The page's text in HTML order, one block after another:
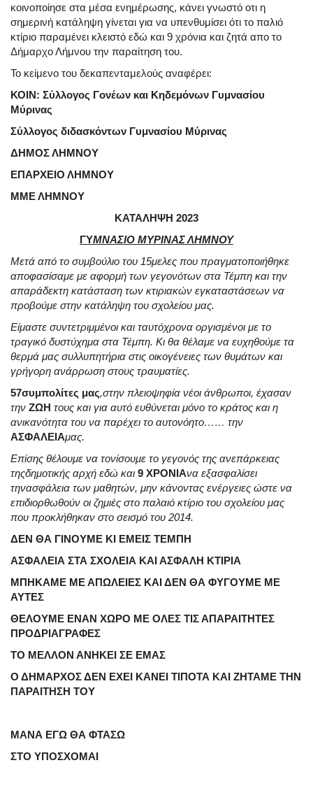
κοινοποίησε στα μέσα ενημέρωσης, κάνει γνωστό οτι η
σημερινή κατάληψη γίνεται για να υπενθυμίσει ότι το παλιό
κτίριο παραμένει κλειστό εδώ και 9 χρόνια και ζητά απο το
Δήμαρχο Λήμνου την παραίτηση του.
Το κείμενο του δεκαπενταμελούς αναφέρει:
ΚΟΙΝ: Σύλλογος Γονέων και Κηδεμόνων Γυμνασίου
Μύρινας
Σύλλογος διδασκόντων Γυμνασίου Μύρινας
ΔΗΜΟΣ ΛΗΜΝΟΥ
ΕΠΑΡΧΕΙΟ ΛΗΜΝΟΥ
ΜΜΕ ΛΗΜΝΟΥ
ΚΑΤΑΛΗΨΗ 2023
ΓΥΜΝΑΣΙΟ ΜΥΡΙΝΑΣ ΛΗΜΝΟΥ
Μετά από το συμβούλιο του 15μελες που πραγματοποιήθηκε
αποφασίσαμε με αφορμή των γεγονότων στα Τέμπη και την
απαράδεκτη κατάσταση των κτιριακών εγκαταστάσεων να
προβούμε στην κατάληψη του σχολείου μας.
Είμαστε συντετριμμένοι και ταυτόχρονα οργισμένοι με το
τραγικό δυστύχημα στα Τέμπη. Κι θα θέλαμε να ευχηθούμε τα
θερμά μας συλλυπητήρια στις οικογένειες των θυμάτων και
γρήγορη ανάρρωση στους τραυματίες.
57συμπολίτες μας,στην πλειοψηφία νέοι άνθρωποι, έχασαν
την ΖΩΗ τους και για αυτό ευθύνεται μόνο το κράτος και η
ανικανότητα του να παρέχει το αυτονόητο…… την
ΑΣΦΑΛΕΙΑμας.
Επίσης θέλουμε να τονίσουμε το γεγονός της ανεπάρκειας
τηςδημοτικής αρχή εδώ και 9 ΧΡΟΝΙΑνα εξασφαλίσει
τηνασφάλεια των μαθητών, μην κάνοντας ενέργειες ώστε να
επιδιορθωθούν οι ζημιές στο παλαιό κτίριο του σχολείου μας
που προκλήθηκαν στο σεισμό του 2014.
ΔΕΝ ΘΑ ΓΙΝΟΥΜΕ ΚΙ ΕΜΕΙΣ ΤΕΜΠΗ
ΑΣΦΑΛΕΙΑ ΣΤΑ ΣΧΟΛΕΙΑ ΚΑΙ ΑΣΦΑΛΗ ΚΤΙΡΙΑ
ΜΠΗΚΑΜΕ ΜΕ ΑΠΩΛΕΙΕΣ ΚΑΙ ΔΕΝ ΘΑ ΦΥΓΟΥΜΕ ΜΕ
ΑΥΤΕΣ
ΘΕΛΟΥΜΕ ΕΝΑΝ ΧΩΡΟ ΜΕ ΟΛΕΣ ΤΙΣ ΑΠΑΡΑΙΤΗΤΕΣ
ΠΡΟΔΡΙΑΓΡΑΦΕΣ
ΤΟ ΜΕΛΛΟΝ ΑΝΗΚΕΙ ΣΕ ΕΜΑΣ
Ο ΔΗΜΑΡΧΟΣ ΔΕΝ ΕΧΕΙ ΚΑΝΕΙ ΤΙΠΟΤΑ ΚΑΙ ΖΗΤΑΜΕ ΤΗΝ
ΠΑΡΑΙΤΗΣΗ ΤΟΥ
ΜΑΝΑ ΕΓΩ ΘΑ ΦΤΑΣΩ
ΣΤΟ ΥΠΟΣΧΟΜΑΙ